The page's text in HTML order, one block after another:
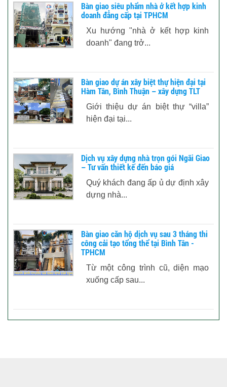
Bàn giao siêu phẩm nhà ở kết hợp kinh
doanh đẳng cấp tại TPHCM
Xu hướng "nhà ở kết hợp kinh
doanh" đang trở...
Bàn giao dự án xây biệt thự hiện đại tại
Hàm Tân, Bình Thuận – xây dựng TLT
Giới thiệu dự án biệt thự “villa”
hiện đại tại...
Dịch vụ xây dựng nhà trọn gói Ngãi Giao
– Tư vấn thiết kế đến báo giá
Quý khách đang ấp ủ dự định xây
dựng nhà...
Bàn giao căn hộ dịch vụ sau 3 tháng thi
công cải tạo tổng thể tại Bình Tân -
TPHCM
Từ một công trình cũ, diện mạo
xuống cấp sau...